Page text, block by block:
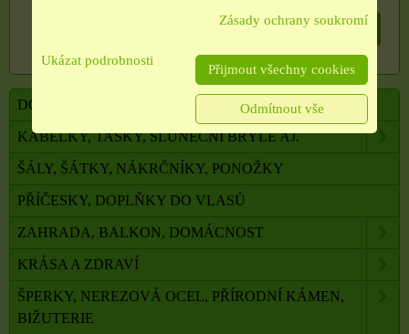
DO KOŠÍKU
DOVOLENÁ, CESTOVÁNÍ, DOPLŇKY
KABELKY, TAŠKY, SLUNEČNÍ BRÝLE AJ.
ŠÁLY, ŠÁTKY, NÁKRČNÍKY, PONOŽKY
PŘÍČESKY, DOPLŇKY DO VLASŮ
ZAHRADA, BALKON, DOMÁCNOST
KRÁSA A ZDRAVÍ
ŠPERKY, NEREZOVÁ OCEL, PŘÍRODNÍ KÁMEN,
BIŽUTERIE
Zásady ochrany soukromí
Ukázat podrobnosti
Přijmout všechny cookies
Odmítnout vše